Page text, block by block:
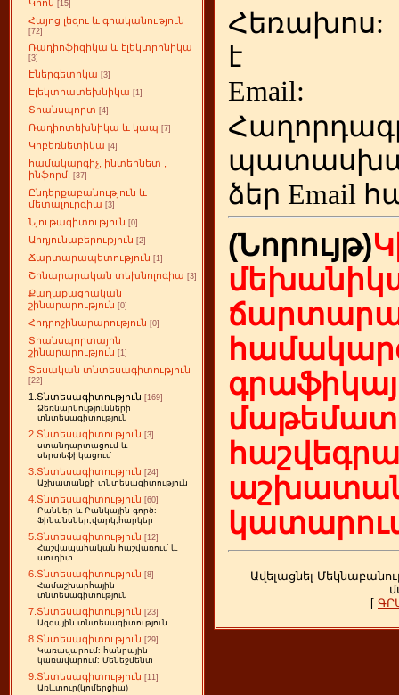
Կրոն [15]
Հայոց լեզու և գրականություն
[72]
Ռադիոֆիզիկա և էլեկտրոնիկա
[3]
Էներգետիկա [3]
Էլեկտրատեխնիկա [1]
Տրանսպորտ [4]
Ռադիոտեխնիկա և կապ [7]
Կիբեռնետիկա [4]
համակարգիչ, ինտերնետ ,
ինֆորմ.
[37]
Ընդերքաբանություն և
մետալուրգիա [3]
Նյութագիտություն [0]
Արդյունաբերություն [2]
Ճարտարապետություն [1]
Շինարարական տեխնոլոգիա [3]
Քաղաքացիական
շինարարություն [0]
Հիդրոշինարարություն [0]
Տրանսպորտային
շինարարություն [1]
Տեսական տնտեսագիտություն
[22]
1.Տնտեսագիտություն [169]
Ձեռնարկությունների
տնտեսագիտություն
2.Տնտեսագիտություն [3]
ստանդարտացում և
սերտեֆիկացում
3.Տնտեսագիտություն [24]
Աշխատանքի տնտեսագիտություն
4.Տնտեսագիտություն [60]
Բանկեր և Բանկային գործ:
Ֆինանսներ,վարկ,հարկեր
5.Տնտեսագիտություն [12]
Հաշվապահական հաշվառում և
աուդիտ
6.Տնտեսագիտություն [8]
Համաշխարհային
տնտեսագիտություն
7.Տնտեսագիտություն [23]
Ազգային տնտեսագիտություն
8.Տնտեսագիտություն [29]
Կառավարում: հանրային
կառավարում: Մենեջմենտ
9.Տնտեսագիտություն [11]
Առևտուր(կոմերցիա)
Հեռախոս
է
ձեր Email
(Նորույթ)
Ավելացնել
[